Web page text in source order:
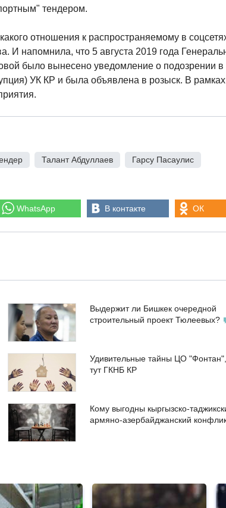
тендером.
отношения к распространяемому в
напомнила, что 5 августа 2019 года
было вынесено уведомление о подозрении в
УК КР и была объявлена в розыск. В рамках
Талант Абдуллаев Гарсу Пасаулис
WhatsApp В контакте ОК
Выдержит ли Бишкек очередной
строительный проект Тюлеевых?
Удивительные тайны ЦО
тут ГКНБ КР
Кому выгодны кыргызско-
армяно-азербайджанский